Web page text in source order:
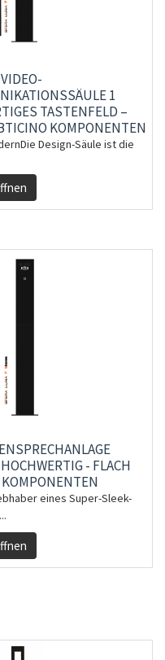
1
TASTENFELD –
KOMPONENTEN
Design-Säule ist die
- FLACH
eines Super-Sleek-